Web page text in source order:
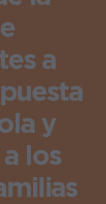
a
y
los